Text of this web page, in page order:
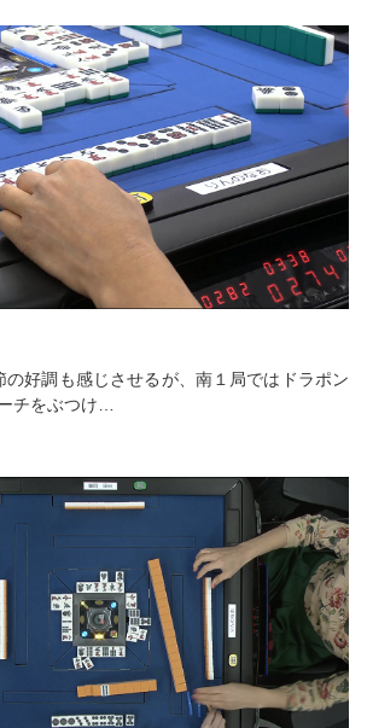
好調も感じさせるが、南１局ではドラポン
チをぶつけ…